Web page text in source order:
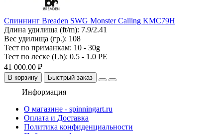
Спиннинг Breaden SWG Monster Calling KMC79H
Длина удилища (ft/m): 7.9/2.41
Вес удилища (гр.): 108
Тест по приманкам: 10 - 30g
Тест по леске (Lb): 0.5 - 1.0 PE
41 000.00 ₽
В корзину Быстрый заказ
Информация
О магазине - spinningart.ru
Оплата и Доставка
Политика конфиденциальности